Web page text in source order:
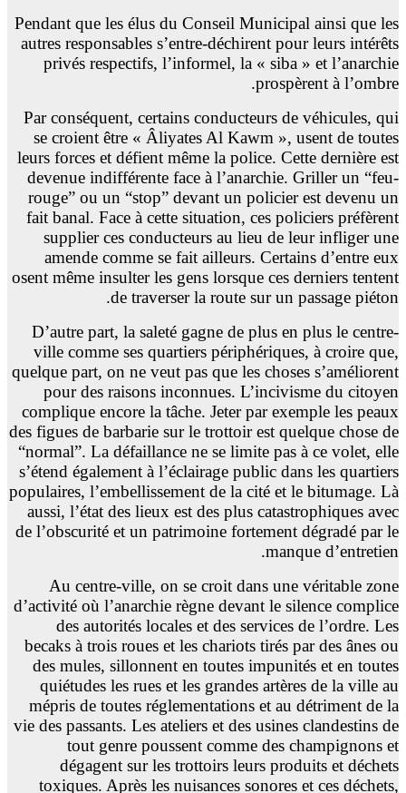
Pendant que les élus du Conseil Municipal ainsi que les
autres responsables s’entre-déchirent pour leurs intérêts
privés respectifs, l’informel, la « siba » et l’anarchie
prospèrent à l’ombre.
Par conséquent, certains conducteurs de véhicules, qui
se croient être « Âliyates Al Kawm », usent de toutes
leurs forces et défient même la police. Cette dernière est
devenue indifférente face à l’anarchie. Griller un “feu-
rouge” ou un “stop” devant un policier est devenu un
fait banal. Face à cette situation, ces policiers préfèrent
supplier ces conducteurs au lieu de leur infliger une
amende comme se fait ailleurs. Certains d’entre eux
osent même insulter les gens lorsque ces derniers tentent
de traverser la route sur un passage piéton.
D’autre part, la saleté gagne de plus en plus le centre-
ville comme ses quartiers périphériques, à croire que,
quelque part, on ne veut pas que les choses s’améliorent
pour des raisons inconnues. L’incivisme du citoyen
complique encore la tâche. Jeter par exemple les peaux
des figues de barbarie sur le trottoir est quelque chose de
“normal”. La défaillance ne se limite pas à ce volet, elle
s’étend également à l’éclairage public dans les quartiers
populaires, l’embellissement de la cité et le bitumage. Là
aussi, l’état des lieux est des plus catastrophiques avec
de l’obscurité et un patrimoine fortement dégradé par le
manque d’entretien.
Au centre-ville, on se croit dans une véritable zone
d’activité où l’anarchie règne devant le silence complice
des autorités locales et des services de l’ordre. Les
becaks à trois roues et les chariots tirés par des ânes ou
des mules, sillonnent en toutes impunités et en toutes
quiétudes les rues et les grandes artères de la ville au
mépris de toutes réglementations et au détriment de la
vie des passants. Les ateliers et des usines clandestins de
tout genre poussent comme des champignons et
dégagent sur les trottoirs leurs produits et déchets
toxiques. Après les nuisances sonores et ces déchets,